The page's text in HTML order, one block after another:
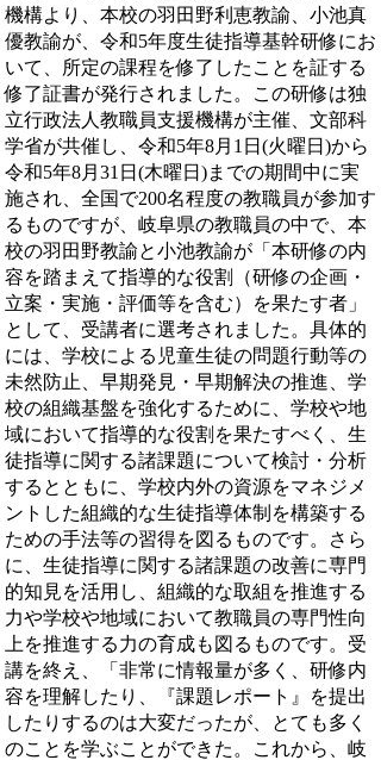
機構より、本校の羽田野利恵教諭、小池真
優教諭が、令和5年度生徒指導基幹研修にお
いて、所定の課程を修了したことを証する
修了証書が発行されました。この研修は独
立行政法人教職員支援機構が主催、文部科
学省が共催し、令和5年8月1日(火曜日)から
令和5年8月31日(木曜日)までの期間中に実
施され、全国で200名程度の教職員が参加す
るものですが、岐阜県の教職員の中で、本
校の羽田野教諭と小池教諭が「本研修の内
容を踏まえて指導的な役割（研修の企画・
立案・実施・評価等を含む）を果たす者」
として、受講者に選考されました。具体的
には、学校による児童生徒の問題行動等の
未然防止、早期発見・早期解決の推進、学
校の組織基盤を強化するために、学校や地
域において指導的な役割を果たすべく、生
徒指導に関する諸課題について検討・分析
するとともに、学校内外の資源をマネジメ
ントした組織的な生徒指導体制を構築する
ための手法等の習得を図るものです。さら
に、生徒指導に関する諸課題の改善に専門
的知見を活用し、組織的な取組を推進する
力や学校や地域において教職員の専門性向
上を推進する力の育成も図るものです。受
講を終え、「非常に情報量が多く、研修内
容を理解したり、『課題レポート』を提出
したりするのは大変だったが、とても多く
のことを学ぶことができた。これから、岐